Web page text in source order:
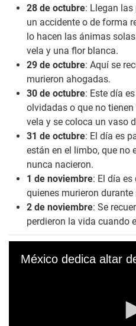
28 de octubre: Llegan las
un accidente o de forma
lo hacen las ánimas
vela y una flor blanca.
29 de octubre: Aquí se
murieron ahogadas.
30 de octubre: Este día
olvidadas o que no
vela y se coloca un vaso
31 de octubre: El día es
están en el limbo, que no
nunca nacieron.
1 de noviembre: El día
quienes murieron
2 de noviembre: Se
perdieron la vida cuando